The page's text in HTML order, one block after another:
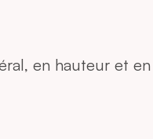
en hauteur et en